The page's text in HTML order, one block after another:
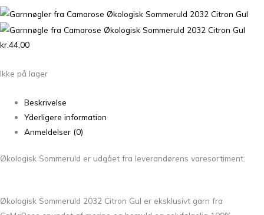
kr.44,00
Ikke på lager
Beskrivelse
Yderligere information
Anmeldelser (0)
Økologisk Sommeruld er udgået fra leverandørens varesortiment.
Økologisk Sommeruld 2032 Citron Gul er eksklusivt garn fra